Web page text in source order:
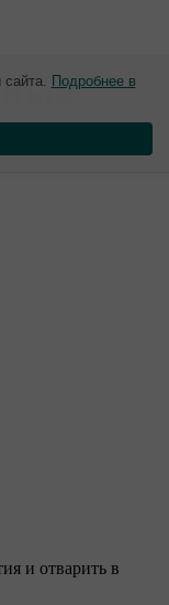
и отварить в
Подробнее в